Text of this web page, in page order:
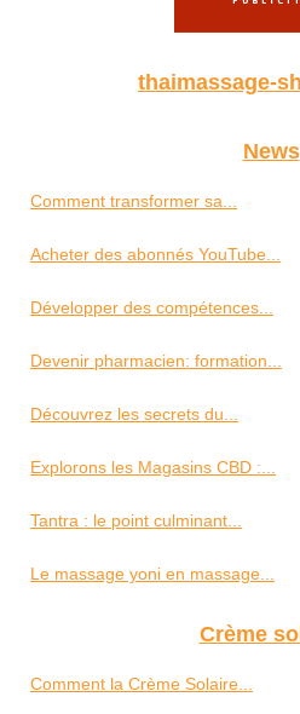
thaimassage-
News
Comment transformer sa...
Acheter des abonnés YouTube...
Développer des compétences...
Devenir pharmacien: formation...
Découvrez les secrets du...
Explorons les Magasins CBD :...
Tantra : le point culminant...
Le massage yoni en massage...
Crème
Comment la Crème Solaire...